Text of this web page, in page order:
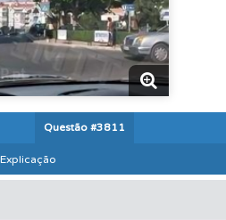
Questão #3811
Explicação